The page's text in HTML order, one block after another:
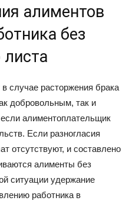
алиментов
без
листа
случае расторжения брака
добровольным, так и
алиментоплательщик
Если разногласия
отсутствуют, и составлено
алименты без
ситуации удержание
работника в